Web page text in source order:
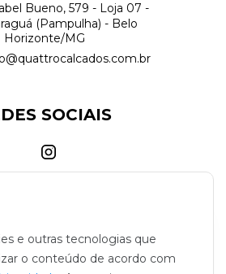
Bueno, 579 - Loja 07 -
(Pampulha) - Belo
Horizonte/MG
SOCIAIS
e outras tecnologias que
o conteúdo de acordo com